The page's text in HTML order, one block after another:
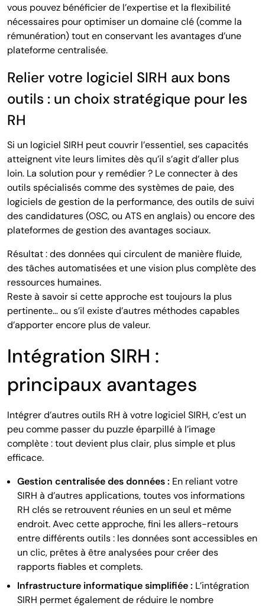
vous pouvez bénéficier de l’expertise et la flexibilité
nécessaires pour optimiser un domaine clé (comme la
rémunération) tout en conservant les avantages d’une
plateforme centralisée.
Relier votre logiciel SIRH aux bons
outils : un choix stratégique pour les
RH
Si un logiciel SIRH peut couvrir l’essentiel, ses capacités
atteignent vite leurs limites dès qu’il s’agit d’aller plus
loin. La solution pour y remédier ? Le connecter à des
outils spécialisés comme des systèmes de paie, des
logiciels de gestion de la performance, des outils de suivi
des candidatures (OSC, ou ATS en anglais) ou encore des
plateformes de gestion des avantages sociaux.
Résultat : des données qui circulent de manière fluide,
des tâches automatisées et une vision plus complète des
ressources humaines.
Reste à savoir si cette approche est toujours la plus
pertinente… ou s’il existe d’autres méthodes capables
d’apporter encore plus de valeur.
Intégration SIRH :
principaux avantages
Intégrer d’autres outils RH à votre logiciel SIRH, c’est un
peu comme passer du puzzle éparpillé à l’image
complète : tout devient plus clair, plus simple et plus
efficace.
Gestion centralisée des données : En reliant votre
SIRH à d’autres applications, toutes vos informations
RH clés se retrouvent réunies en un seul et même
endroit. Avec cette approche, fini les allers-retours
entre différents outils : les données sont accessibles en
un clic, prêtes à être analysées pour créer des
rapports fiables et complets.
Infrastructure informatique simplifiée : L’intégration
SIRH permet également de réduire le nombre